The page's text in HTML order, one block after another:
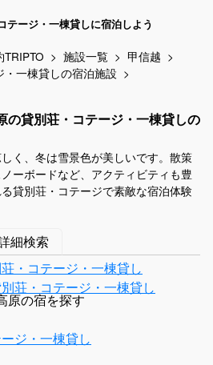
テージ・一棟貸しに宿泊しよう
施設一覧
甲信越
一棟貸しの宿泊施設
の貸別荘・コテージ・一棟貸しの
く、冬は雪景色が美しいです。散策
ーボードなど、アクティビティも豊
貸別荘・コテージで素敵な宿泊体験
細検索
・コテージ・一棟貸し
荘・コテージ・一棟貸し
原の宿を探す
ジ・一棟貸し